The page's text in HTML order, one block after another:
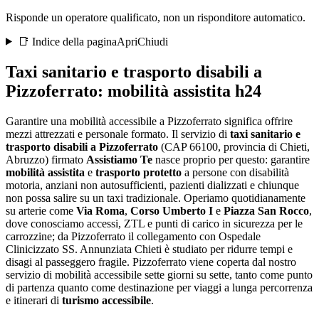
Risponde un operatore qualificato, non un risponditore automatico.
📑 Indice della paginaApriChiudi
Taxi sanitario e trasporto disabili a
Pizzoferrato: mobilità assistita h24
Garantire una mobilità accessibile a Pizzoferrato significa offrire
mezzi attrezzati e personale formato. Il servizio di taxi sanitario e
trasporto disabili a Pizzoferrato (CAP66100, provincia di Chieti,
Abruzzo) firmato Assistiamo Te nasce proprio per questo: garantire
mobilità assistita e trasporto protetto a persone con disabilità
motoria, anziani non autosufficienti, pazienti dializzati e chiunque
non possa salire su un taxi tradizionale. Operiamo quotidianamente
su arterie come Via Roma, Corso Umberto I e Piazza San Rocco,
dove conosciamo accessi, ZTL e punti di carico in sicurezza per le
carrozzine; da Pizzoferrato il collegamento con Ospedale
Clinicizzato SS. Annunziata Chieti è studiato per ridurre tempi e
disagi al passeggero fragile. Pizzoferrato viene coperta dal nostro
servizio di mobilità accessibile sette giorni su sette, tanto come punto
di partenza quanto come destinazione per viaggi a lunga percorrenza
e itinerari di turismo accessibile.